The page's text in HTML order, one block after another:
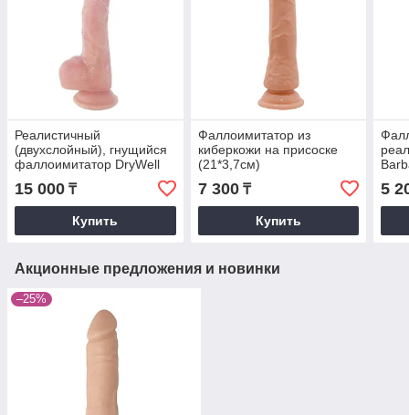
Реалистичный
(двухслойный), гнущийся
фаллоимитатор DryWell
на присоске, 21,5 см.
15 000 ₸
Купить
Фаллоимитатор из
киберкожи на присоске
(21*3,7см)
7 300₸
Купить
5
Акционные предложения и новинки
–25%